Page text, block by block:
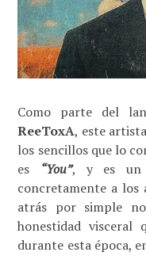
Como parte del
ReeToxA, este
los sencillos que lo
es “You”, y es un
concretamente a los
atrás por simple
honestidad visceral
durante esta época,